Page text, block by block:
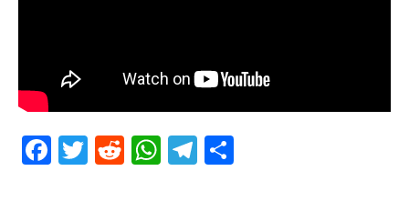
Facebook
Twitter
RedditWhatsApp
Telegram